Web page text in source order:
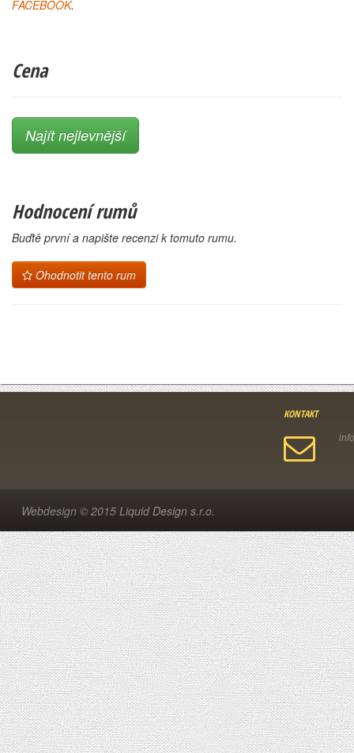
FACEBOOK.
Cena
Najít nejlevnější
Hodnocení rumů
Buďtě první a napište recenzi k tomuto rumu.
Ohodnotit tento rum
KONTAKT
Webdesign © 2015 Liquid Design s.r.o.